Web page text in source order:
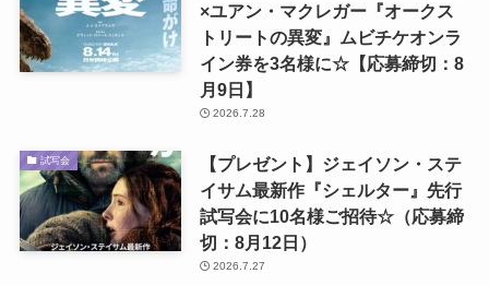
×ユアン・マクレガー『オークス
トリートの異変』ムビチケオンラ
イン券を3名様に☆【応募締切：8
月9日】
2026.7.28
試写会
【プレゼント】ジェイソン・ステ
イサム最新作『シェルター』先行
試写会に10名様ご招待☆（応募締
切：8月12日）
2026.7.27